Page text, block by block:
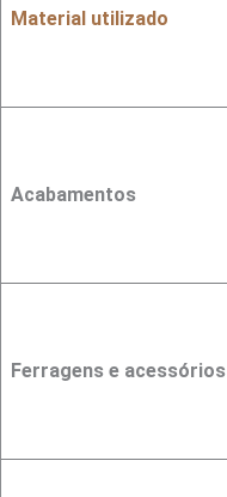
Material utilizado
Acabamentos
Ferragens e acessórios